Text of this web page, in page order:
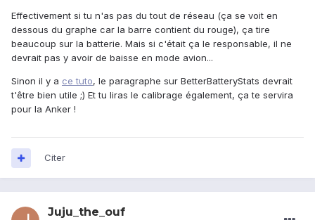
Effectivement si tu n'as pas du tout de réseau (ça se voit en
dessous du graphe car la barre contient du rouge), ça tire
beaucoup sur la batterie. Mais si c'était ça le responsable, il ne
devrait pas y avoir de baisse en mode avion...
Sinon il y a ce tuto, le paragraphe sur BetterBatteryStats devrait
t'être bien utile ;) Et tu liras le calibrage également, ça te servira
pour la Anker !
Citer
Juju_the_ouf